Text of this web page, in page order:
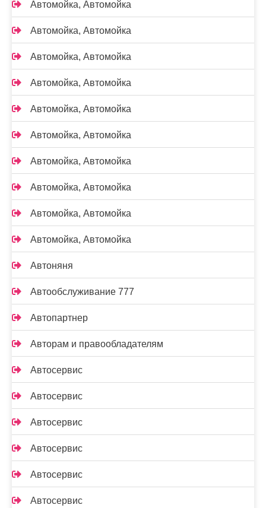
Автомойка, Автомойка
Автомойка, Автомойка
Автомойка, Автомойка
Автомойка, Автомойка
Автомойка, Автомойка
Автомойка, Автомойка
Автомойка, Автомойка
Автомойка, Автомойка
Автомойка, Автомойка
Автомойка, Автомойка
Автоняня
Автообслуживание 777
Автопартнер
Авторам и правообладателям
Автосервис
Автосервис
Автосервис
Автосервис
Автосервис
Автосервис